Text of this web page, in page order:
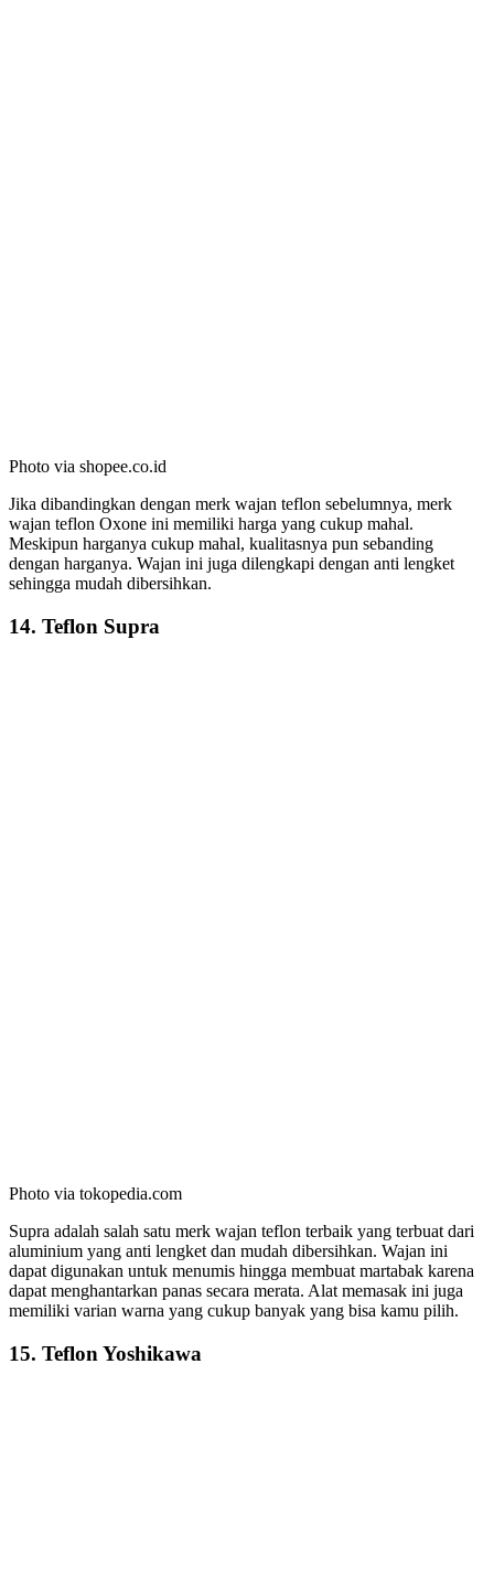
Photo via shopee.co.id
Jika dibandingkan dengan merk wajan teflon sebelumnya, merk
wajan teflon Oxone ini memiliki harga yang cukup mahal.
Meskipun harganya cukup mahal, kualitasnya pun sebanding
dengan harganya. Wajan ini juga dilengkapi dengan anti lengket
sehingga mudah dibersihkan.
14. Teflon Supra
Photo via tokopedia.com
Supra adalah salah satu merk wajan teflon terbaik yang terbuat dari
aluminium yang anti lengket dan mudah dibersihkan. Wajan ini
dapat digunakan untuk menumis hingga membuat martabak karena
dapat menghantarkan panas secara merata. Alat memasak ini juga
memiliki varian warna yang cukup banyak yang bisa kamu pilih.
15. Teflon Yoshikawa